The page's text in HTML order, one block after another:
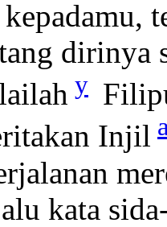
dirinya
y
Injil
kata